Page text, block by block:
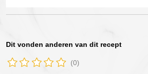
Dit vonden anderen van dit recept
(0)